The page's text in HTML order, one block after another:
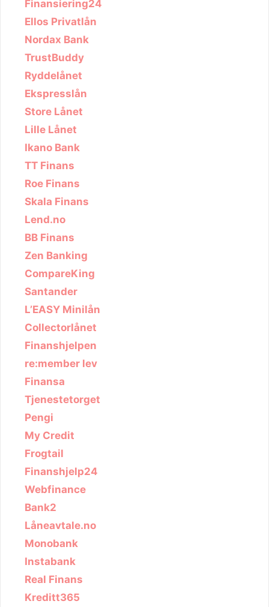
Finansiering24
Ellos Privatlån
Nordax Bank
TrustBuddy
Ryddelånet
Ekspresslån
Store Lånet
Lille Lånet
Ikano Bank
TT Finans
Roe Finans
Skala Finans
Lend.no
BB Finans
Zen Banking
CompareKing
Santander
L’EASY Minilån
Collectorlånet
Finanshjelpen
re:member lev
Finansa
Tjenestetorget
Pengi
My Credit
Frogtail
Finanshjelp24
Webfinance
Bank2
Låneavtale.no
Monobank
Instabank
Real Finans
Kreditt365